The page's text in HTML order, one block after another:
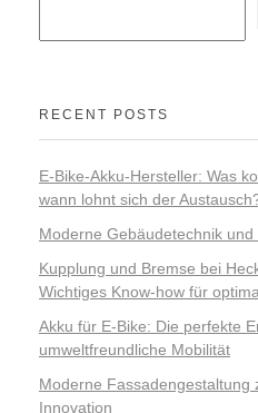
RECENT POSTS
E-Bike-Akku-Hersteller: Was
wann lohnt sich der
Moderne Gebäudetechnik
Kupplung und Bremse bei
Wichtiges Know-how für
Akku für E-Bike: Die perfekte
umweltfreundliche Mobilität
Moderne Fassadengestaltung
Innovation